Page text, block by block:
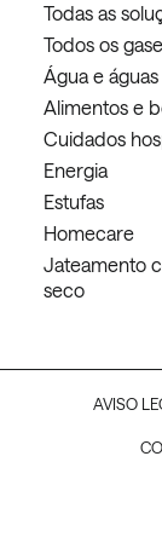
Todas as
Todos os
Água e
Alimentos e
Cuidados
Energia
Estufas
Homecare
Jateamento
seco
AVISO